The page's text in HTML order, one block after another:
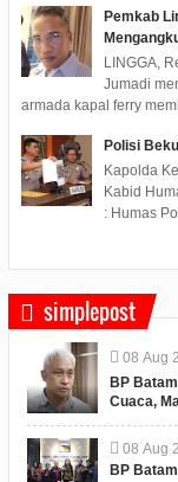
Pemkab
LINGGA,
Jumadi
armada kapal ferry
Polisi
Kapolda
Kabid
: Humas
simplepost
08 Aug
BP
Cuaca,
08 Aug
BP